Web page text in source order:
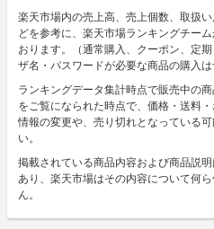
楽天市場内の売上高、売上個数、取扱
どを参考に、楽天市場ランキングチー
おります。（通常購入、クーポン、定
ザ名・パスワードが必要な商品の購入は
ランキングデータ集計時点で販売中の
をご覧になられた時点で、価格・送料
情報の変更や、売り切れとなっている
い。
掲載されている商品内容および商品説
あり、楽天市場はその内容について何
ん。